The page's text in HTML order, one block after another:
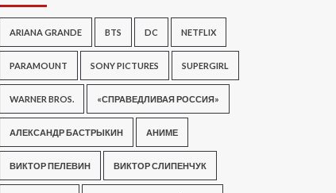
ARIANA GRANDE BTS DC NETFLIX
PARAMOUNT SONY PICTURES SUPERGIRL
WARNER BROS. «СПРАВЕДЛИВАЯ РОССИЯ»
АЛЕКСАНДР БАСТРЫКИН АНИМЕ
ВИКТОР ПЕЛЕВИН ВИКТОР СЛИПЕНЧУК